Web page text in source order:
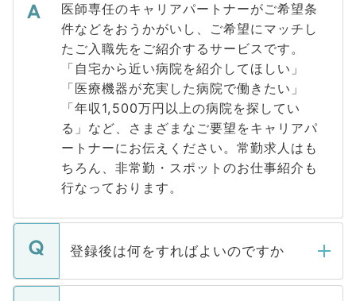
医師専任のキャリアパートナーがご希望条
件などをおうかがいし、ご希望にマッチし
たご入職先をご紹介するサービスです。
「自宅から近い病院を紹介してほしい」
「医療機器が充実した病院で働きたい」
「年収1,500万円以上の病院を探してい
る」など、さまざまなご要望をキャリアパ
ートナーにお伝えください。常勤求人はも
ちろん、非常勤・スポットのお仕事紹介も
行なっております。
登録後は何をすればよいのですか
ご登録いただきましたら、弊社担当者がご